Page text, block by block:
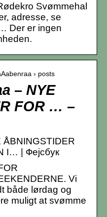
Svømmehal
adresse, se
Der er ingen
› posts
– NYE
FOR … –
I… | Фејсбук
Vi
både lørdag og
muligt at svømme